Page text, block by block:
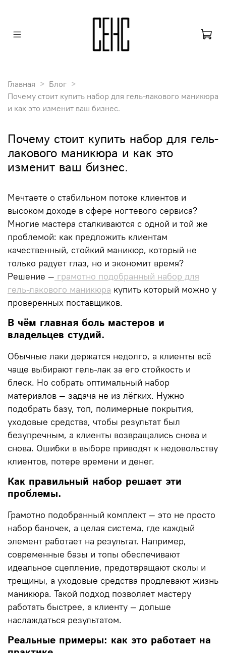
Главная
Блог
Почему стоит купить набор для гель-лакового маникюра
и как это изменит ваш бизнес.
Почему стоит купить набор для гель-
лакового маникюра и как это
изменит ваш бизнес.
Мечтаете о стабильном потоке клиентов и
высоком доходе в сфере ногтевого сервиса?
Многие мастера сталкиваются с одной и той же
проблемой: как предложить клиентам
качественный, стойкий маникюр, который не
только радует глаз, но и экономит время?
Решение — грамотно подобранный набор для
гель-лакового маникюра купить который можно у
проверенных поставщиков.
В чём главная боль мастеров и
владельцев студий.
Обычные лаки держатся недолго, а клиенты всё
чаще выбирают гель-лак за его стойкость и
блеск. Но собрать оптимальный набор
материалов — задача не из лёгких. Нужно
подобрать базу, топ, полимерные покрытия,
уходовые средства, чтобы результат был
безупречным, а клиенты возвращались снова и
снова. Ошибки в выборе приводят к недовольству
клиентов, потере времени и денег.
Как правильный набор решает эти
проблемы.
Грамотно подобранный комплект — это не просто
набор баночек, а целая система, где каждый
элемент работает на результат. Например,
современные базы и топы обеспечивают
идеальное сцепление, предотвращают сколы и
трещины, а уходовые средства продлевают жизнь
маникюра. Такой подход позволяет мастеру
работать быстрее, а клиенту — дольше
наслаждаться результатом.
Реальные примеры: как это работает на